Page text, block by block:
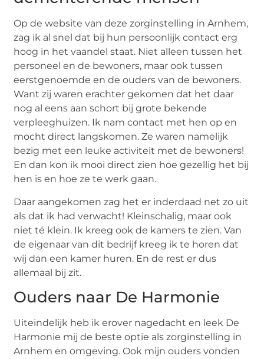
Op de website van deze zorginstelling in Arnhem,
zag ik al snel dat bij hun persoonlijk contact erg
hoog in het vaandel staat. Niet alleen tussen het
personeel en de bewoners, maar ook tussen
eerstgenoemde en de ouders van de bewoners.
Want zij waren erachter gekomen dat het daar
nog al eens aan schort bij grote bekende
verpleeghuizen. Ik nam contact met hen op en
mocht direct langskomen. Ze waren namelijk
bezig met een leuke activiteit met de bewoners!
En dan kon ik mooi direct zien hoe gezellig het bij
hen is en hoe ze te werk gaan.
Daar aangekomen zag het er inderdaad net zo uit
als dat ik had verwacht! Kleinschalig, maar ook
niet té klein. Ik kreeg ook de kamers te zien. Van
de eigenaar van dit bedrijf kreeg ik te horen dat
wij dan een kamer huren. En de rest er dus
allemaal bij zit.
Ouders naar De Harmonie
Uiteindelijk heb ik erover nagedacht en leek De
Harmonie mij de beste optie als zorginstelling in
Arnhem en omgeving. Ook mijn ouders vonden